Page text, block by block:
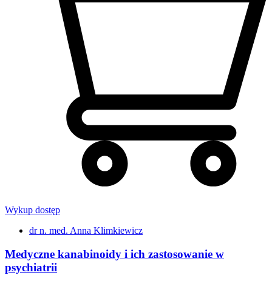
Wykup dostęp
dr n. med. Anna Klimkiewicz
Medyczne kanabinoidy i ich zastosowanie w
psychiatrii